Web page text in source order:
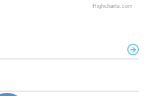
Highcharts.com